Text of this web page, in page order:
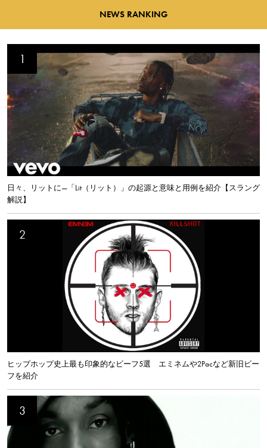
NEWS RANKING
日々、リットに—「Lit（リット）」の起源と意味と用例を紹介【スラング
解説】
ヒップホップ史上最も印象的なビーフ5選 エミネムや2Pacなど新旧ビー
フを紹介